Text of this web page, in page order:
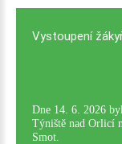
Vystoupení
Dne 14. 6. 2026
Týniště nad Orlicí
Smot.